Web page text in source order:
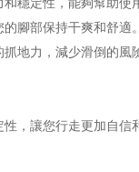
穩定性，能夠幫助使
腳部保持干爽和舒適。
地力，減少滑倒的
，讓您行走更加自信